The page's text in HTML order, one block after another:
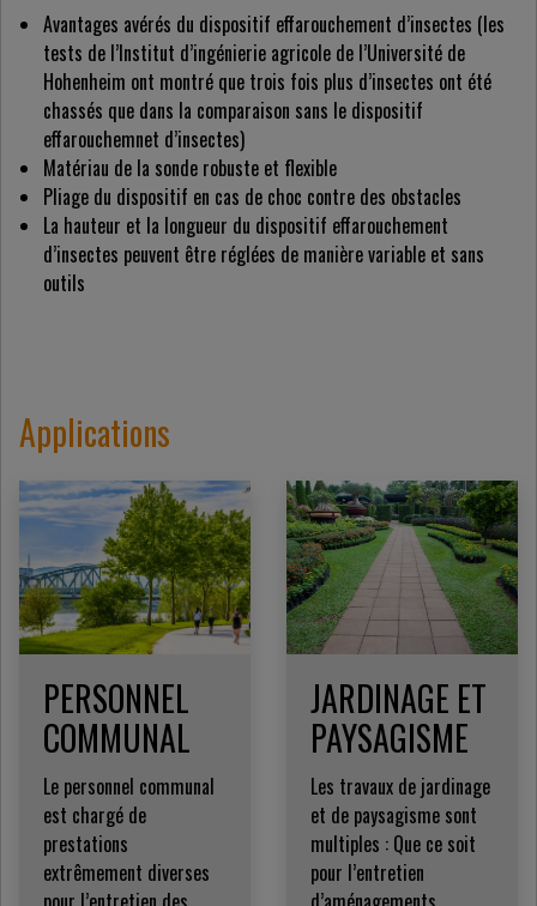
Avantages avérés du dispositif effarouchement d’insectes (les
tests de l’Institut d’ingénierie agricole de l’Université de
Hohenheim ont montré que trois fois plus d’insectes ont été
chassés que dans la comparaison sans le dispositif
effarouchemnet d’insectes)
Matériau de la sonde robuste et flexible
Pliage du dispositif en cas de choc contre des obstacles
La hauteur et la longueur du dispositif effarouchement
d’insectes peuvent être réglées de manière variable et sans
outils
Applications
PERSONNEL
COMMUNAL
Le personnel communal
est chargé de
prestations
extrêmement diverses
JARDINAGE ET
PAYSAGISME
Les travaux de jardinage
et de paysagisme sont
multiples : Que ce soit
pour l’entretien